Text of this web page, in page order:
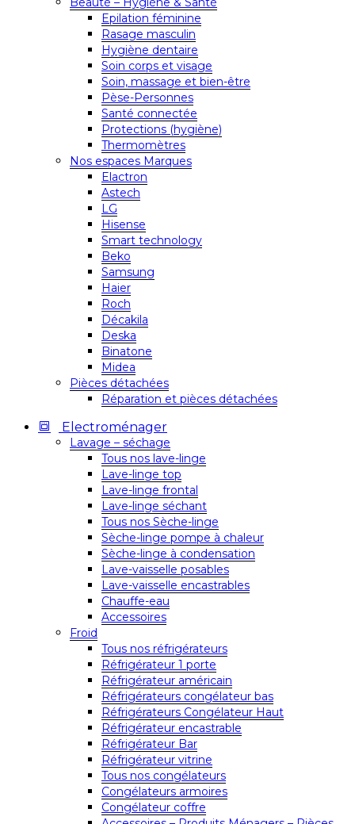
Epilation féminine
Rasage masculin
Hygiène dentaire
Soin corps et visage
Soin, massage et bien-être
Pèse-Personnes
Santé connectée
Protections (hygiène)
Thermomètres
Nos espaces Marques
Elactron
Astech
LG
Hisense
Smart technology
Beko
Samsung
Haier
Roch
Décakila
Deska
Binatone
Midea
Pièces détachées
Réparation et pièces détachées
Electroménager
Lavage – séchage
Tous nos lave-linge
Lave-linge top
Lave-linge frontal
Lave-linge séchant
Tous nos Sèche-linge
Sèche-linge pompe à chaleur
Sèche-linge à condensation
Lave-vaisselle posables
Lave-vaisselle encastrables
Chauffe-eau
Accessoires
Froid
Tous nos réfrigérateurs
Réfrigérateur 1 porte
Réfrigérateur américain
Réfrigérateurs congélateur bas
Réfrigérateurs Congélateur Haut
Réfrigérateur encastrable
Réfrigérateur Bar
Réfrigérateur vitrine
Tous nos congélateurs
Congélateurs armoires
Congélateur coffre